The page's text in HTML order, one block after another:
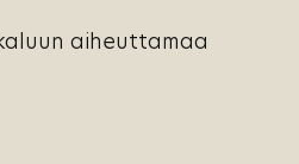
aiheuttamaa